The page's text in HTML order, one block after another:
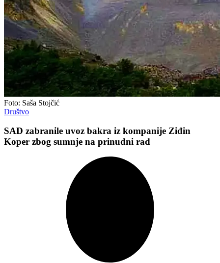
Foto: Saša Stojčić
Društvo
SAD zabranile uvoz bakra iz kompanije Ziđin
Koper zbog sumnje na prinudni rad